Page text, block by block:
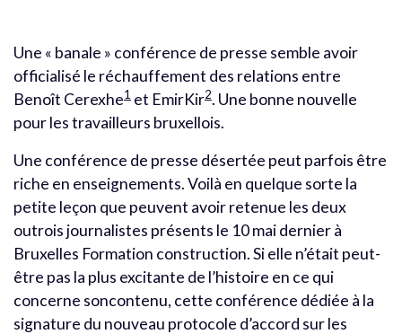
Une « banale » conférence de presse semble avoir
officialisé le réchauffement des relations entre
Benoît Cerexhe1 et EmirKir2. Une bonne nouvelle
pour les travailleurs bruxellois.
Une conférence de presse désertée peut parfois être
riche en enseignements. Voilà en quelque sorte la
petite leçon que peuvent avoir retenue les deux
outrois journalistes présents le 10 mai dernier à
Bruxelles Formation construction. Si elle n’était peut-
être pas la plus excitante de l’histoire en ce qui
concerne soncontenu, cette conférence dédiée à la
signature du nouveau protocole d’accord sur les